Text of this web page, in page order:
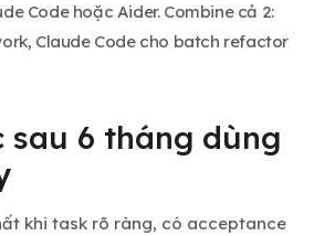
Code hoặc Aider. Combine cả 2:
Claude Code cho batch refactor
sau 6 tháng dùng
khi task rõ ràng, có acceptance